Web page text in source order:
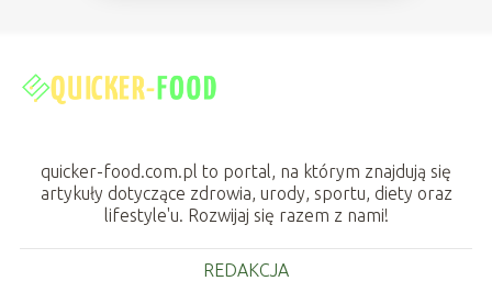
quicker-food.com.pl to portal, na którym znajdują się
artykuły dotyczące zdrowia, urody, sportu, diety oraz
lifestyle'u. Rozwijaj się razem z nami!
REDAKCJA